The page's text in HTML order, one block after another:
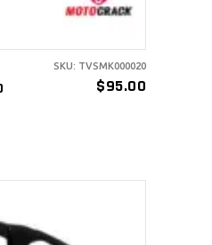
$95.00
SKU: TVSMK000020